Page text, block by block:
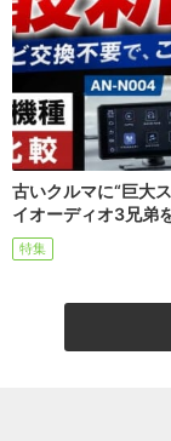
古いクルマに“巨大
イオーディオ3兄弟
特集